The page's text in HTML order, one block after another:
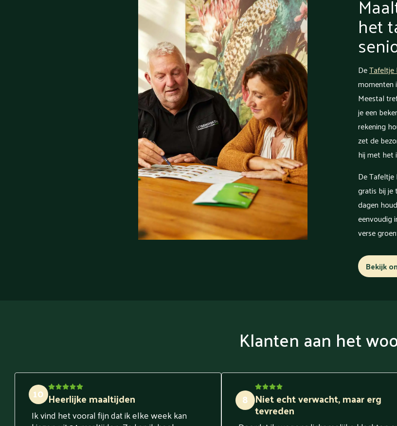
het
DeTafeltje
momenten
Meestal
je een
rekening
zet de
hij met het
De
gratis bij je
dagen
eenvoudig
verse
Bekijk
Klanten aan het
10 Heerlijke maaltijden
Ik vind het vooral fijn dat ik elke week kan
8 Niet echt verwacht, maar erg
tevreden